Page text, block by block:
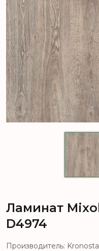
Ламинат
D4974
Производитель: